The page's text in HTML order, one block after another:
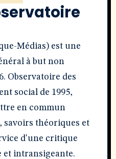
Médias) est une
à but non
Observatoire des
social de 1995,
en commun
savoirs théoriques et
d'une critique
et intransigeante.